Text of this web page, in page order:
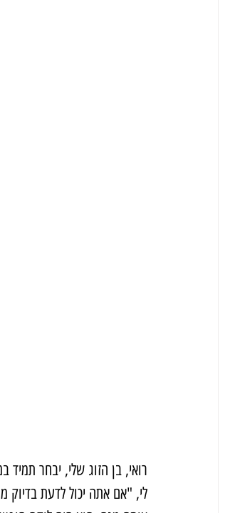
רואי, בן הזוג שלי, יבחר
לי, "אם אתה יכול לדעת בדיוק